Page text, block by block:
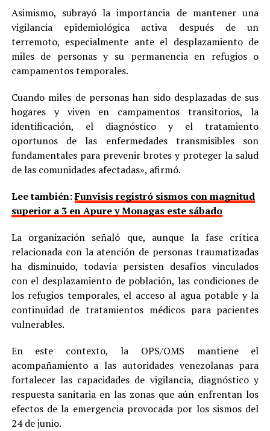
Asimismo, subrayó la importancia de mantener una
vigilancia epidemiológica activa después de un
terremoto, especialmente ante el desplazamiento de
miles de personas y su permanencia en refugios o
campamentos temporales.
Cuando miles de personas han sido desplazadas de sus
hogares y viven en campamentos transitorios, la
identificación, el diagnóstico y el tratamiento
oportunos de las enfermedades transmisibles son
fundamentales para prevenir brotes y proteger la salud
de las comunidades afectadas», afirmó.
Lee también:Funvisis registró sismos con magnitud
superior a 3 en Apure y Monagas este sábado
La organización señaló que, aunque la fase crítica
relacionada con la atención de personas traumatizadas
ha disminuido, todavía persisten desafíos vinculados
con el desplazamiento de población, las condiciones de
los refugios temporales, el acceso al agua potable y la
continuidad de tratamientos médicos para pacientes
vulnerables.
En este contexto, la OPS/OMS mantiene el
acompañamiento a las autoridades venezolanas para
fortalecer las capacidades de vigilancia, diagnóstico y
respuesta sanitaria en las zonas que aún enfrentan los
efectos de la emergencia provocada por los sismos del
24 de junio.